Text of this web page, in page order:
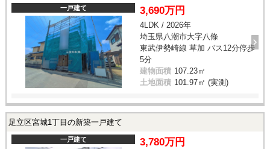
一戸建て 3,690万円
4LDK / 2026年
埼玉県八潮市大字八條
東武伊勢崎線 草加 バス12分停歩
5分
建物面積 107.23㎡
土地面積 101.97㎡ (実測)
足立区宮城1丁目の新築一戸建て
一戸建て 3,780万円